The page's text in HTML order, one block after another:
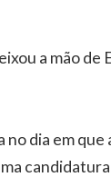
a mão
no dia em